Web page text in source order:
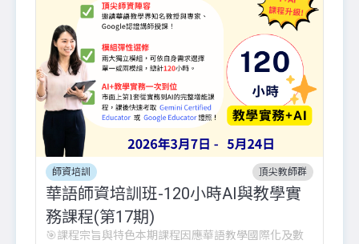
師資培訓 頂尖教師群
華語師資培訓班-120小時AI與教學實
務課程(第17期)
🎯課程宗旨與特色本期課程因應華語教學國際化及數